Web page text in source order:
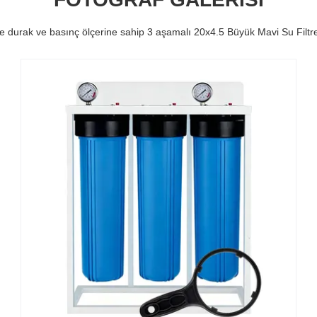
durak ve basınç ölçerine sahip 3 aşamalı 20x4.5 Büyük Mavi Su